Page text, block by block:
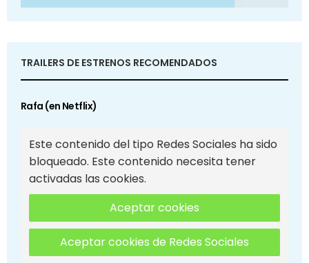
TRAILERS DE ESTRENOS RECOMENDADOS
Rafa (en Netflix)
Este contenido del tipo Redes Sociales ha sido
bloqueado. Este contenido necesita tener
activadas las cookies.
Aceptar cookies
Aceptar cookies de Redes Sociales